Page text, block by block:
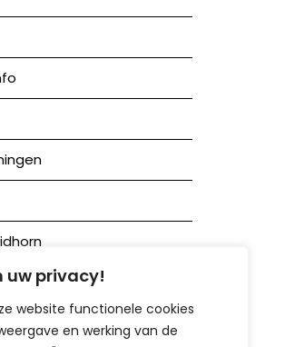
uw privacy!
website functionele cookies
en werking van de